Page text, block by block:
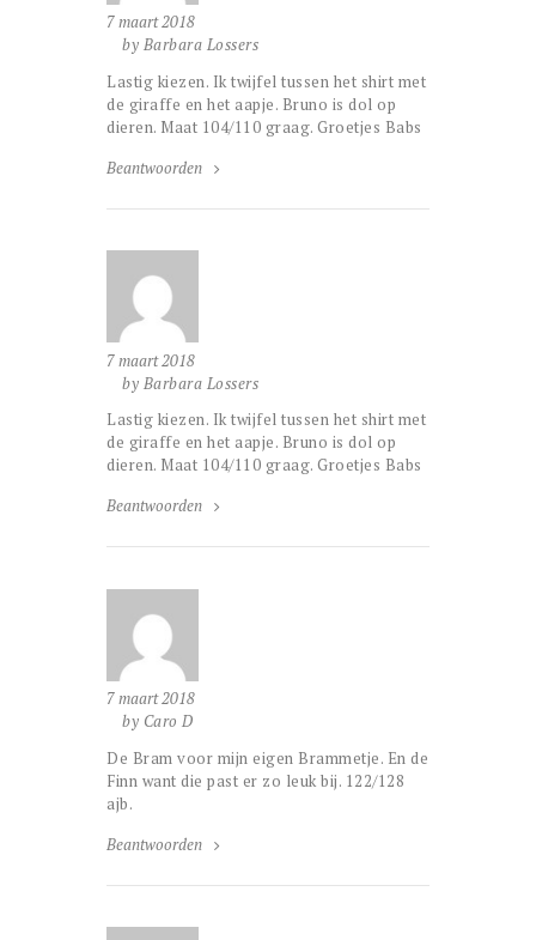
7 maart 2018
by Barbara Lossers
Lastig kiezen. Ik twijfel tussen het shirt met
de giraffe en het aapje. Bruno is dol op
dieren. Maat 104/110 graag. Groetjes Babs
Beantwoorden
7 maart 2018
by Barbara Lossers
Lastig kiezen. Ik twijfel tussen het shirt met
de giraffe en het aapje. Bruno is dol op
dieren. Maat 104/110 graag. Groetjes Babs
Beantwoorden
7 maart 2018
by Caro D
De Bram voor mijn eigen Brammetje. En de
Finn want die past er zo leuk bij. 122/128
ajb.
Beantwoorden